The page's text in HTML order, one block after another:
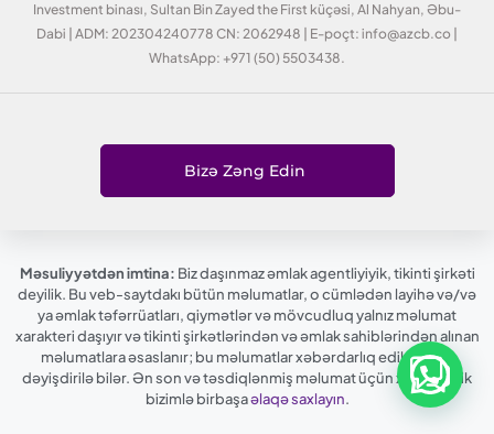
Investment binası, Sultan Bin Zayed the First küçəsi, Al Nahyan, Əbu-
Dabi | ADM: 202304240778 CN: 2062948 | E-poçt: info@azcb.co |
WhatsApp: +971 (50) 5503438.
Bizə Zəng Edin
Məsuliyyətdən imtina: Biz daşınmaz əmlak agentliyiyik, tikinti şirkəti
deyilik. Bu veb-saytdakı bütün məlumatlar, o cümlədən layihə və/və
ya əmlak təfərrüatları, qiymətlər və mövcudluq yalnız məlumat
xarakteri daşıyır və tikinti şirkətlərindən və əmlak sahiblərindən alınan
məlumatlara əsaslanır; bu məlumatlar xəbərdarlıq edilmədən
dəyişdirilə bilər. Ən son və təsdiqlənmiş məlumat üçün xahiş edirik
bizimlə birbaşaəlaqə saxlayın.